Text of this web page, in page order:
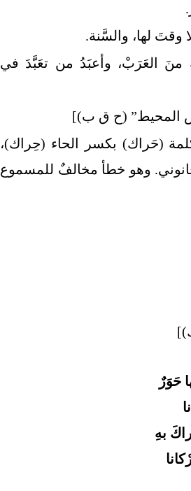
وقتَ لها، والسَّنة.
العَرَبْ، وأعبَدُ من تعَبَّدَ في
المحيط” (ح ق ب)]
(حَراك) بكسر الحاء (حِراك)،
وهو خطأ مخالفٌ للمسموع
حَوَرٌ
بهِ